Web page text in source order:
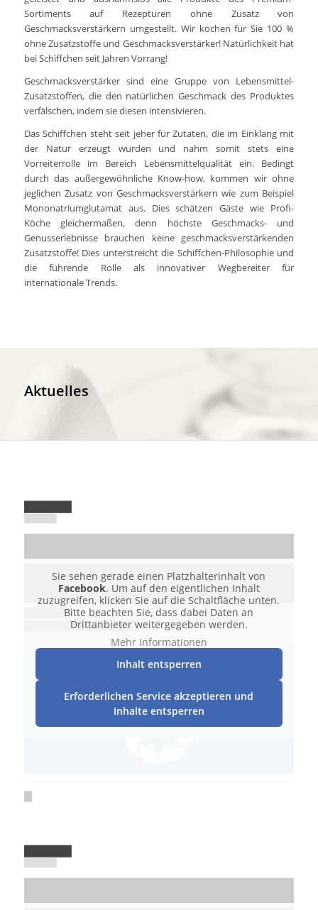
Sortiments auf Rezepturen ohne Zusatz von
Geschmacksverstärkern umgestellt. Wir kochen für Sie 100 %
ohne Zusatzstoffe und Geschmacksverstärker! Natürlichkeit hat
bei Schiffchen seit Jahren Vorrang!
Geschmacksverstärker sind eine Gruppe von Lebensmittel-
Zusatzstoffen, die den natürlichen Geschmack des Produktes
verfälschen, indem sie diesen intensivieren.
Das Schiffchen steht seit jeher für Zutaten, die im Einklang mit
der Natur erzeugt wurden und nahm somit stets eine
Vorreiterrolle im Bereich Lebensmittelqualität ein. Bedingt
durch das außergewöhnliche Know-how, kommen wir ohne
jeglichen Zusatz von Geschmacksverstärkern wie zum Beispiel
Mononatriumglutamat aus. Dies schätzen Gäste wie Profi-
Köche gleichermaßen, denn höchste Geschmacks- und
Genusserlebnisse brauchen keine geschmacksverstärkenden
Zusatzstoffe! Dies unterstreicht die Schiffchen-Philosophie und
die führende Rolle als innovativer Wegbereiter für
internationale Trends.
Aktuelles
Sie sehen gerade einen Platzhalterinhalt von
Facebook. Um auf den eigentlichen Inhalt
zuzugreifen, klicken Sie auf die Schaltfläche unten.
Bitte beachten Sie, dass dabei Daten an
Drittanbieter weitergegeben werden.
Mehr Informationen
Inhalt entsperren
Erforderlichen Service akzeptieren und
Inhalte entsperren